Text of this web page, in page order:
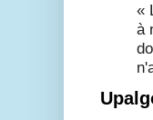
«
à